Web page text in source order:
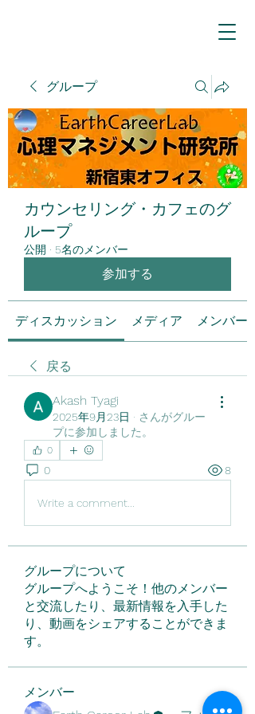
グループ
カウンセリング・カフェのグ
ループ
公開 · 5名のメンバー
参加する
ディスカッション メディア メンバー
戻る
Akash Tyagi
2025年9月23日 · さんがグルー
プに参加しました。
0
0 8
Write a comment...
グループについて
グループへようこそ！他のメンバー
と交流したり、最新情報を入手した
り、動画をシェアすることができま
す。
メンバー